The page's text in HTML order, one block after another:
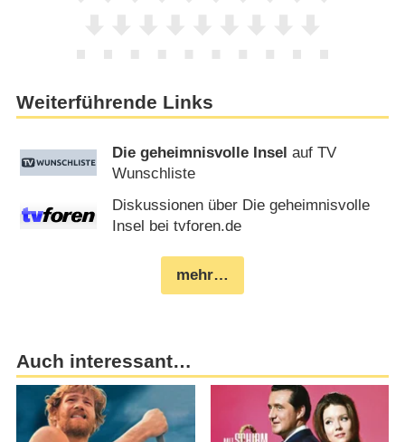
Weiterführende Links
Die geheimnisvolle Insel auf TV
Wunschliste
Diskussionen über Die geheimnisvolle
Insel bei tvforen.de
mehr…
Auch interessant…